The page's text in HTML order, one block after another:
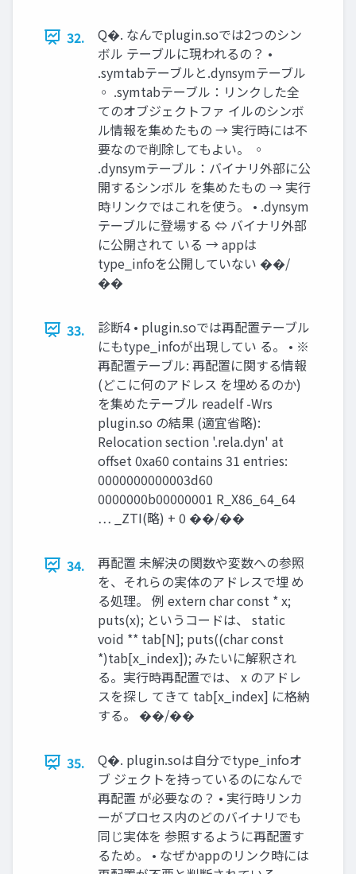
32.
Q�. なんでplugin.soでは2つのシン
ボル テーブルに現われるの？ •
.symtabテーブルと.dynsymテーブル
◦ .symtabテーブル：リンクした全
てのオブジェクトファ イルのシンボ
ル情報を集めたもの → 実⾏時には不
要なので削除してもよい。 ◦
.dynsymテーブル：バイナリ外部に公
開するシンボル を集めたもの → 実⾏
時リンクではこれを使う。 • .dynsym
テーブルに登場する ⇔ バイナリ外部
に公開されて いる → appは
type_infoを公開していない ��/
��
33.
診断4 • plugin.soでは再配置テーブル
にもtype_infoが出現してい る。 • ※
再配置テーブル: 再配置に関する情報
(どこに何のアドレス を埋めるのか)
を集めたテーブル readelf -Wrs
plugin.so の結果 (適宜省略):
Relocation section '.rela.dyn' at
offset 0xa60 contains 31 entries:
0000000000003d60
0000000b00000001 R_X86_64_64
… _ZTI(略) + 0 ��/��
34.
再配置 未解決の関数や変数への参照
を、それらの実体のアドレスで埋 め
る処理。 例 extern char const * x;
puts(x); というコードは、 static
void ** tab[N]; puts((char const
*)tab[x_index]); みたいに解釈され
る。実⾏時再配置では、 x のアドレ
スを探し てきて tab[x_index] に格納
する。 ��/��
35.
Q�. plugin.soは⾃分でtype_infoオ
ブ ジェクトを持っているのになんで
再配置 が必要なの？ • 実⾏時リンカ
ーがプロセス内のどのバイナリでも
同じ実体を 参照するように再配置す
るため。 • なぜかappのリンク時には